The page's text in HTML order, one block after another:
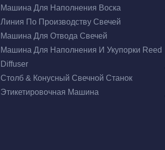
Машина Для Наполнения Воска
Линия По Производству Свечей
Машина Для Отвода Свечей
Машина Для Наполнения И Укупорки Reed
Diffuser
Столб & Конусный Свечной Станок
Этикетировочная Машина